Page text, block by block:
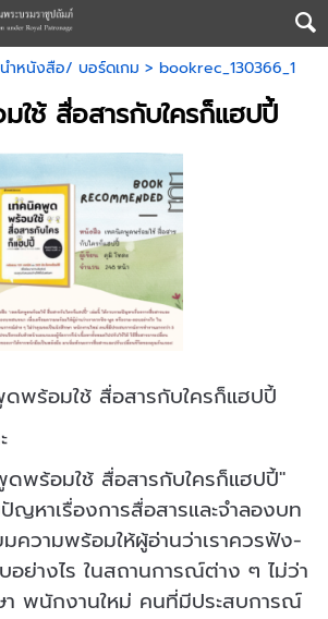
นำหนังสือ/ บอร์ดเกม > bookrec_130366_1
ใช้ สื่อสารกับใครก็แฮปปี้
พร้อมใช้ สื่อสารกับใครก็แฮปปี้
พร้อมใช้ สื่อสารกับใครก็แฮปปี้"
ญหาเรื่องการสื่อสารและจำลองบท
ความพร้อมให้ผู้อ่านว่าเราควรฟัง-
ย่างไร ในสถานการณ์ต่าง ๆ ไม่ว่า
พนักงานใหม่ คนที่มีประสบการณ์